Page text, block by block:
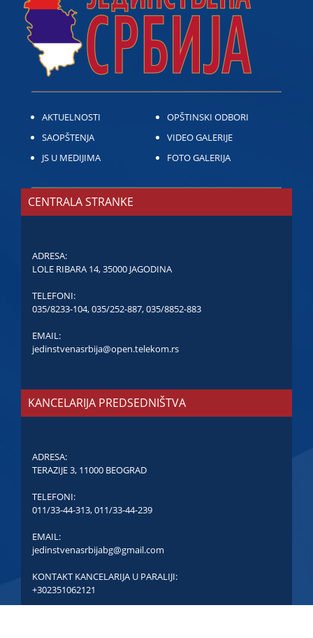
AKTUELNOSTI
SAOPŠTENJA
JS U MEDIJIMA
OPŠTINSKI ODBORI
VIDEO GALERIJE
FOTO GALERIJA
CENTRALA STRANKE
ADRESA:
LOLE RIBARA 14, 35000 JAGODINA
TELEFONI:
035/8233-104,035/252-887,035/8852-883
EMAIL:
jedinstvenasrbija@open.telekom.rs
KANCELARIJA PREDSEDNIŠTVA
ADRESA:
TERAZIJE 3, 11000 BEOGRAD
TELEFONI:
011/33-44-313,011/33-44-239
EMAIL:
jedinstvenasrbijabg@gmail.com
KONTAKT KANCELARIJA U PARALIJI:
+302351062121